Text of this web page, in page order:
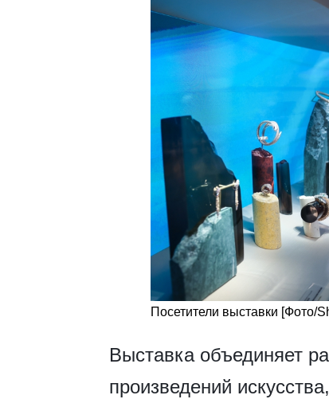
Посетители выставки [Фото/
Выставка объединяет
произведений